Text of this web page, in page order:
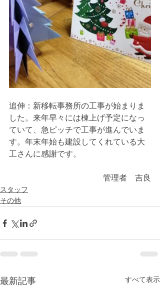
追伸：新移転事務所の工事が始まりま
した。来年早々には棟上げ予定になっ
ていて、急ピッチで工事が進んでいま
す。年末年始も建設してくれている大
工さんに感謝です。
管理者　吉良
スタッフ
その他
最新記事 すべて表示